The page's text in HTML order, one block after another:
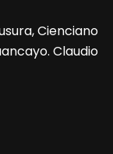
Cienciano
Claudio